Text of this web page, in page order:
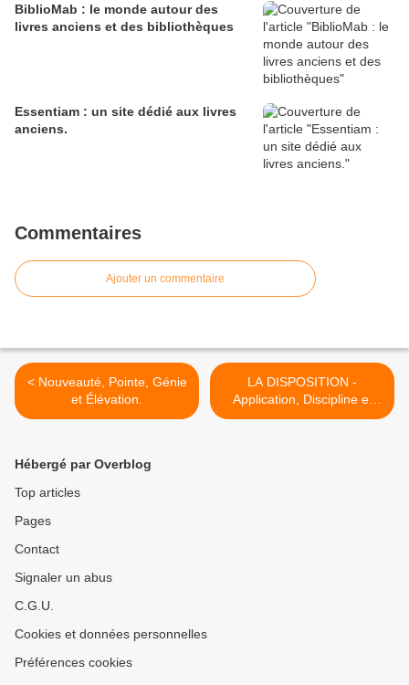
BiblioMab : le monde autour des
livres anciens et des bibliothèques
Essentiam : un site dédié aux livres
anciens.
Commentaires
Ajouter un commentaire
< Nouveauté, Pointe, Génie
et Élévation.
LA DISPOSITION -
Application, Discipline et
Tempérance. >
Hébergé par Overblog
Top articles
Pages
Contact
Signaler un abus
C.G.U.
Cookies et données personnelles
Préférences cookies